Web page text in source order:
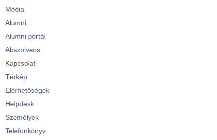
Média
Alumni
Alumni portál
Abszolvens
Kapcsolat
Térkép
Elérhetőségek
Helpdesk
Személyek
Telefonkönyv